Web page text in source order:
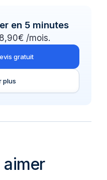
en 5 minutes
/mois.
gratuit
plus